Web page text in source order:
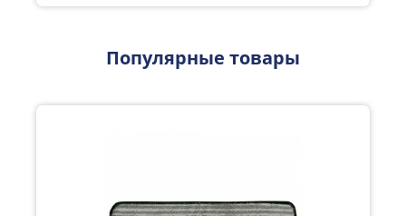
Популярные товары